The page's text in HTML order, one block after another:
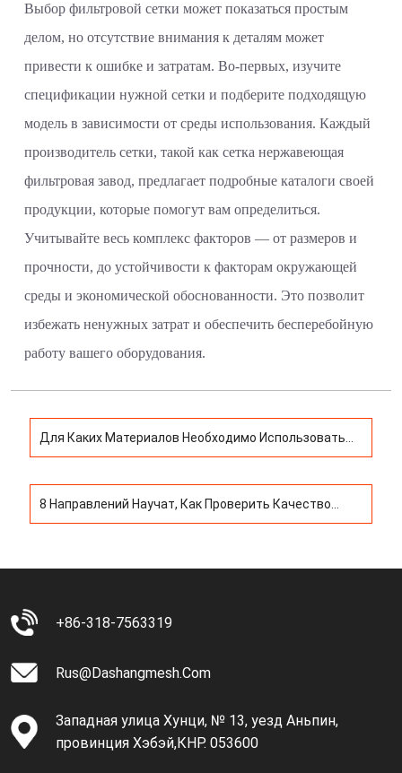
Выбор фильтровой сетки может показаться простым
делом, но отсутствие внимания к деталям может
привести к ошибке и затратам. Во-первых, изучите
спецификации нужной сетки и подберите подходящую
модель в зависимости от среды использования. Каждый
производитель сетки, такой как сетка нержавеющая
фильтровая завод, предлагает подробные каталоги своей
продукции, которые помогут вам определиться.
Учитывайте весь комплекс факторов — от размеров и
прочности, до устойчивости к факторам окружающей
среды и экономической обоснованности. Это позволит
избежать ненужных затрат и обеспечить бесперебойную
работу вашего оборудования.
Для Каких Материалов Необходимо Использовать
8 Направлений Научат, Как Проверить Качество
+86-318-7563319
Rus@dashangmesh.com
Западная улица Хунци, № 13, уезд Аньпин,
провинция Хэбэй,КНР. 053600